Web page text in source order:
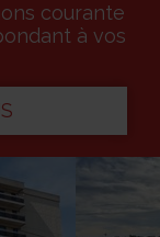
courante
à vos